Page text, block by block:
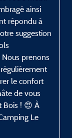
ainsi
répondu à
suggestion
prenons
le confort
de vous
Bois ! 😍 À
Le